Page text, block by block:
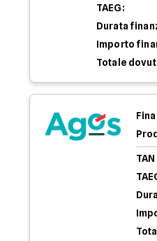
TAEG:
Durata
Importo
Totale